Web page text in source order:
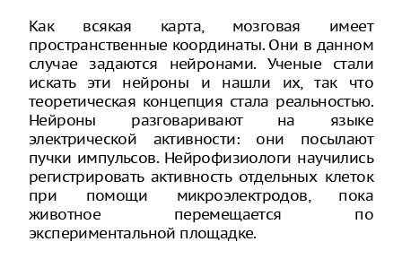
Как всякая карта, мозговая имеет
пространственные координаты. Они в данном
случае задаются нейронами. Ученые стали
искать эти нейроны и нашли их, так что
теоретическая концепция стала реальностью.
Нейроны разговаривают на языке
электрической активности: они посылают
пучки импульсов. Нейрофизиологи научились
регистрировать активность отдельных клеток
при помощи микроэлектродов, пока
животное перемещается по
экспериментальной площадке.